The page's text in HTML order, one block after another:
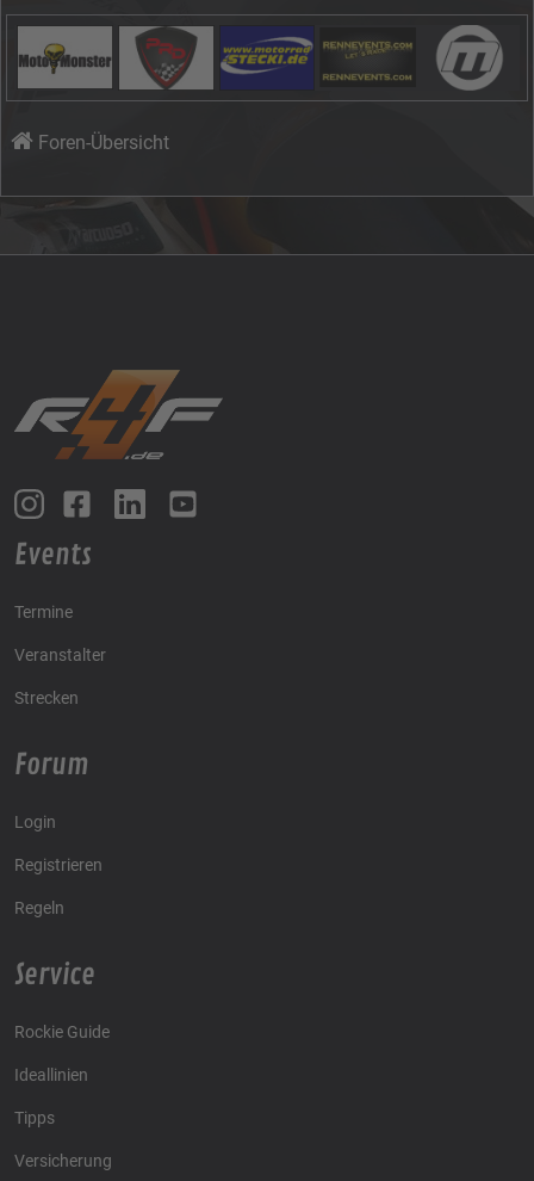
Foren-Übersicht
Events
Termine
Veranstalter
Strecken
Forum
Login
Registrieren
Regeln
Service
Rockie Guide
Ideallinien
Tipps
Versicherung